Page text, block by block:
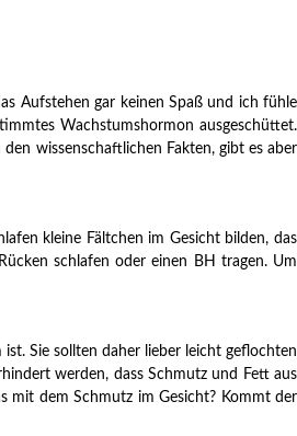
Aufstehen gar keinen Spaß und ich fühle
Wachstumshormon ausgeschüttet.
wissenschaftlichen Fakten, gibt es aber
kleine Fältchen im Gesicht bilden, das
schlafen oder einen BH tragen. Um
Sie sollten daher lieber leicht geflochten
werden, dass Schmutz und Fett aus
mit dem Schmutz im Gesicht? Kommt der